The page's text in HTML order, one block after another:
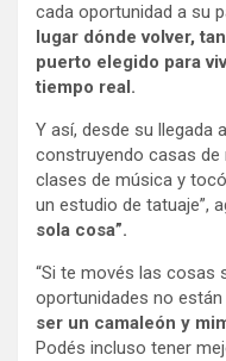
cada oportunidad a su
lugar dónde volver,
puerto elegido para
tiempo real.
Y así, desde su llegada
construyendo casas de
clases de música y
un estudio de tatuaje”,
sola cosa”.
“Si te movés las cosas
oportunidades no
ser un camaleón y
Podés incluso tener